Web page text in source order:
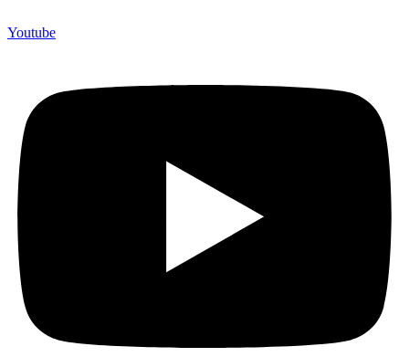
Youtube